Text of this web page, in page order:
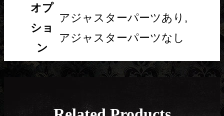
オプ
ショ
ン
アジャスターパーツあり,
アジャスターパーツなし